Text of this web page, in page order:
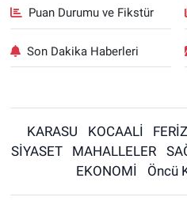
Puan Durumu ve Fikstür
Son Dakika Haberleri
KARASU KOCAALİ
SİYASET
MAHALLELER
EKONOMİ
Öncü